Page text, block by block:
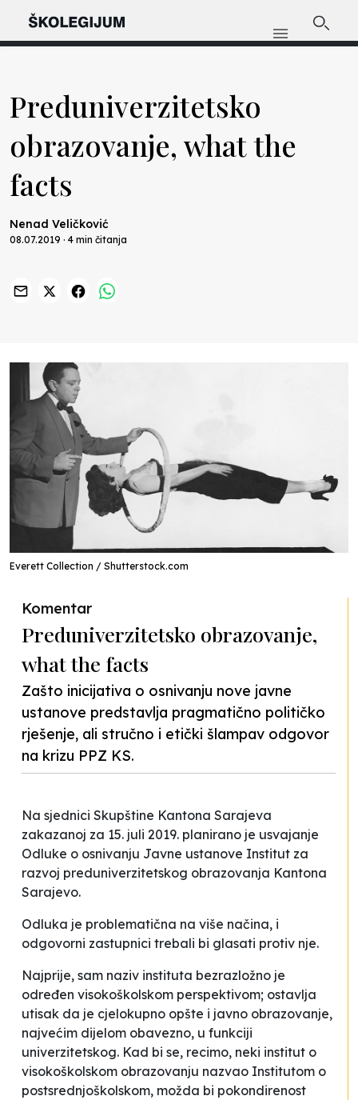
Preduniverzitetsko
obrazovanje, what the
facts
Nenad Veličković
08.07.2019 · 4 min čitanja
Everett Collection / Shutterstock.com
Komentar
Preduniverzitetsko obrazovanje,
what the facts
Zašto inicijativa o osnivanju nove javne
ustanove predstavlja pragmatično političko
rješenje, ali stručno i etički šlampav odgovor
na krizu PPZ KS.
Na sjednici Skupštine Kantona Sarajeva
zakazanoj za 15. juli 2019. planirano je usvajanje
Odluke o osnivanju Javne ustanove Institut za
razvoj preduniverzitetskog obrazovanja Kantona
Sarajevo.
Odluka je problematična na više načina, i
odgovorni zastupnici trebali bi glasati protiv nje.
Najprije, sam naziv instituta bezrazložno je
određen visokoškolskom perspektivom; ostavlja
utisak da je cjelokupno opšte i javno obrazovanje,
najvećim dijelom obavezno, u funkciji
univerzitetskog. Kad bi se, recimo, neki institut o
visokoškolskom obrazovanju nazvao Institutom o
postsrednjoškolskom, možda bi pokondirenost